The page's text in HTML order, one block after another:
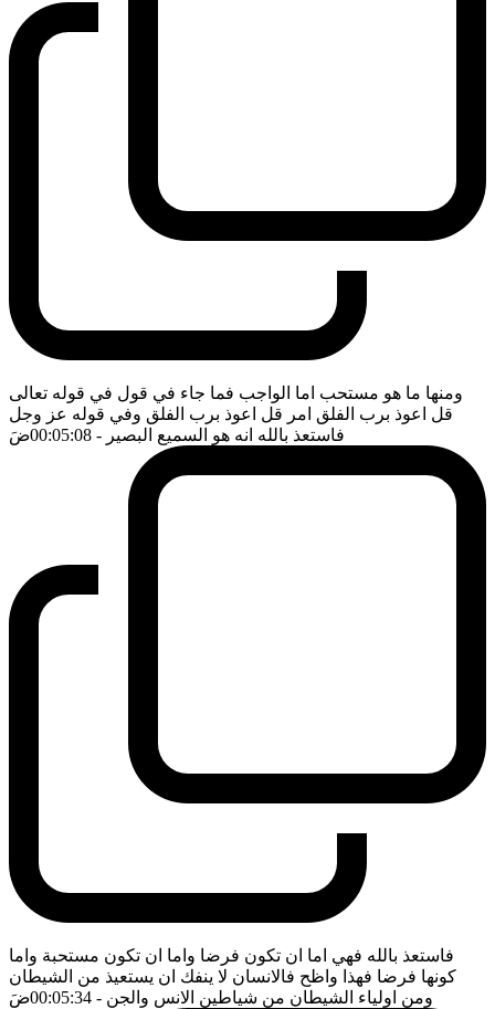
ومنها ما هو مستحب اما الواجب فما جاء في قول في قوله تعالى
قل اعوذ برب الفلق امر قل اعوذ برب الفلق وفي قوله عز وجل
فاستعذ بالله انه هو السميع البصير - 00:05:08 ضَ
فاستعذ بالله فهي اما ان تكون فرضا واما ان تكون مستحبة واما
كونها فرضا فهذا واظح فالانسان لا ينفك ان يستعيذ من الشيطان
ومن اولياء الشيطان من شياطين الانس والجن - 00:05:34 ضَ